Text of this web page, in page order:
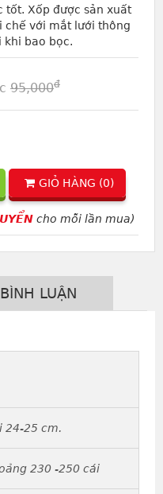
tốt. Xốp được sản xuất
chế với mắt lưới thông
khi bao bọc.
95,000đ
GIỎ HÀNG (0)
cho mỗi lần mua)
BÌNH LUẬN
24-25 cm.
230 -250 cái